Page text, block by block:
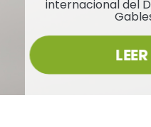
internacional del